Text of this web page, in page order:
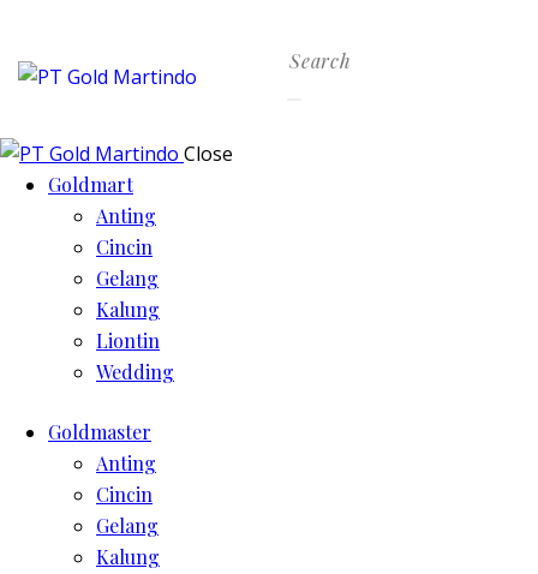
Close
Goldmart
Anting
Cincin
Gelang
Kalung
Liontin
Wedding
Goldmaster
Anting
Cincin
Gelang
Kalung